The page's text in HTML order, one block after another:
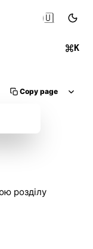
K
🇺🇦
Copy page
розділу